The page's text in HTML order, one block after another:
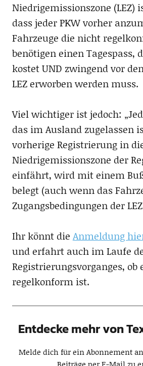
Niedrigemissionszone (LEZ)
dass jeder PKW vorher
Fahrzeuge die nicht
benötigen einen Tagespass,
kostet UND zwingend vor
LEZ erworben werden muss.
Viel wichtiger ist jedoch:
das im Ausland zugelassen
vorherige Registrierung in
Niedrigemissionszone der
einfährt, wird mit einem
belegt (auch wenn das
Zugangsbedingungen der
Ihr könnt die Anmeldung
und erfahrt auch im Laufe
Registrierungsvorganges, ob
regelkonform ist.
Entdecke mehr von
Melde dich für ein Abonnement